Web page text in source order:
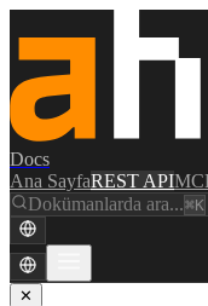
Docs
Ana SayfaREST API
Dokümanlarda ara...⌘K
✕